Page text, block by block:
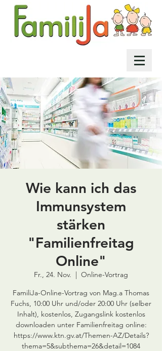
Wie kann ich das
Immunsystem
stärken
"Familienfreitag
Online"
Fr., 24. Nov.
  |
Online-Vortrag
FamiliJa-Online-Vortrag von Mag.a Thomas
Fuchs, 10:00 Uhr und/oder 20:00 Uhr (selber
Inhalt), kostenlos, Zugangslink kostenlos
downloaden unter Familienfreitag online:
https://www.ktn.gv.at/Themen-AZ/Details?
thema=5&subthema=26&detail=1084